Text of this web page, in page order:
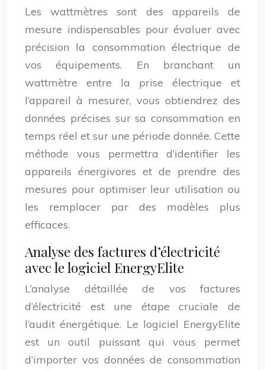
Les wattmètres sont des appareils de
mesure indispensables pour évaluer avec
précision la consommation électrique de
vos équipements. En branchant un
wattmètre entre la prise électrique et
l’appareil à mesurer, vous obtiendrez des
données précises sur sa consommation en
temps réel et sur une période donnée. Cette
méthode vous permettra d’identifier les
appareils énergivores et de prendre des
mesures pour optimiser leur utilisation ou
les remplacer par des modèles plus
efficaces.
Analyse des factures d’électricité
avec le logiciel EnergyElite
L’analyse détaillée de vos factures
d’électricité est une étape cruciale de
l’audit énergétique. Le logiciel EnergyElite
est un outil puissant qui vous permet
d’importer vos données de consommation